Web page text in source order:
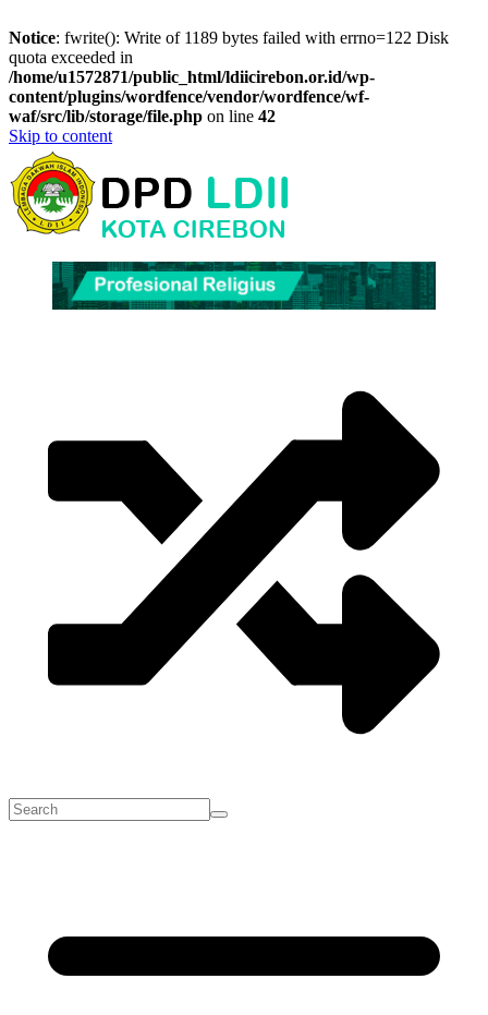
Notice: fwrite(): Write of 1189 bytes failed with errno=122 Disk
quota exceeded in
/home/u1572871/public_html/ldiicirebon.or.id/wp-
content/plugins/wordfence/vendor/wordfence/wf-
waf/src/lib/storage/file.php on line 42
Skip to content